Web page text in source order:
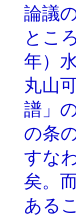
論議
とこ
年）
丸山
譜」
の条
すな
矣。
ある